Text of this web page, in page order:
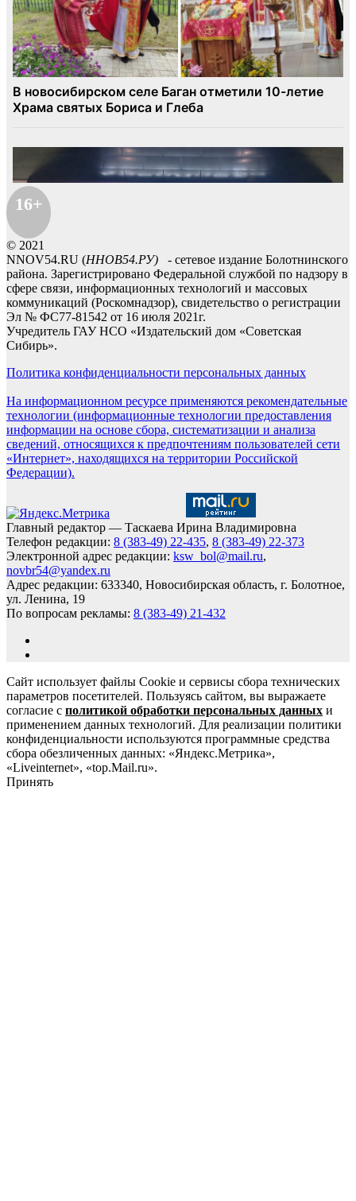
16+
© 2021
NNOV54.RU (ННОВ54.РУ) - сетевое издание Болотнинского
района. Зарегистрировано Федеральной службой по надзору в
сфере связи, информационных технологий и массовых
коммуникаций (Роскомнадзор), свидетельство о регистрации
Эл № ФС77-81542 от 16 июля 2021г.
Учредитель ГАУ НСО «Издательский дом «Советская
Сибирь».
Политика конфиденциальности персональных данных
На информационном ресурсе применяются рекомендательные
технологии (информационные технологии предоставления
информации на основе сбора, систематизации и анализа
сведений, относящихся к предпочтениям пользователей сети
«Интернет», находящихся на территории Российской
Федерации).
Главный редактор — Таскаева Ирина Владимировна
Телефон редакции: 8 (383-49) 22-435, 8 (383-49) 22-373
Электронной адрес редакции: ksw_bol@mail.ru,
novbr54@yandex.ru
Адрес редакции: 633340, Новосибирская область, г. Болотное,
ул. Ленина, 19
По вопросам рекламы: 8 (383-49) 21-432
Сайт использует файлы Cookie и сервисы сбора технических
параметров посетителей. Пользуясь сайтом, вы выражаете
согласие с политикой обработки персональных данных и
применением данных технологий. Для реализации политики
конфиденциальности используются программные средства
сбора обезличенных данных: «Яндекс.Метрика»,
«Liveinternet», «top.Mail.ru».
Принять